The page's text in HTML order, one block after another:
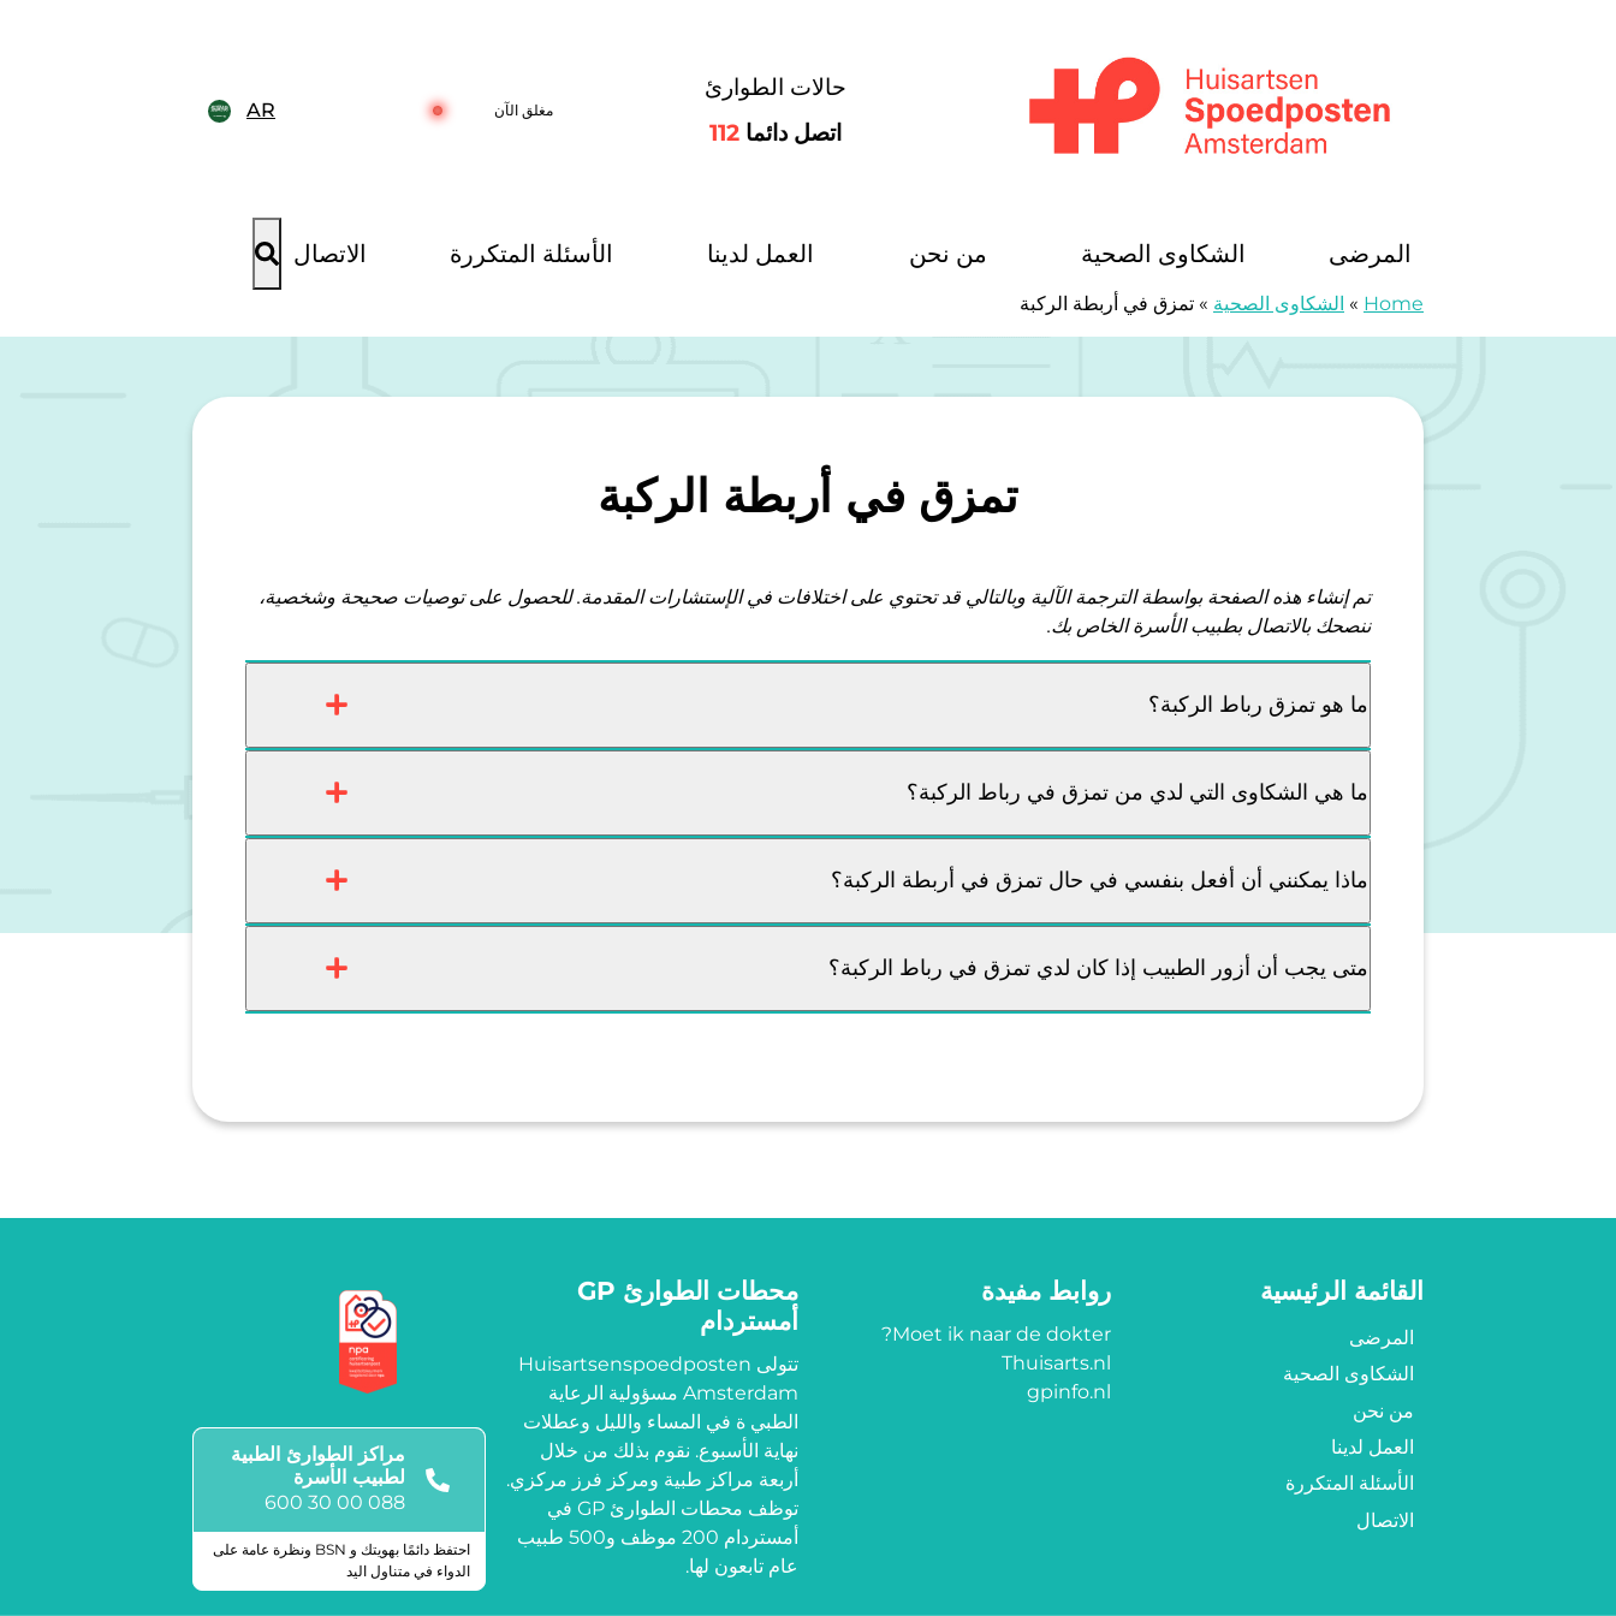
حالات الطوارئ
اتصل دائما 112
مغلق الآن AR
المرضى الشكاوى الصحية من نحن العمل لدينا الأسئلة المتكررة الاتصال
Home
» الشكاوى الصحية » تمزق في أربطة الركبة
تمزق في أربطة الركبة
تم إنشاء هذه الصفحة بواسطة الترجمة الآلية وبالتالي قد تحتوي على اختلافات في الإستشارات المقدمة. للحصول على توصيات صحيحة وشخصية،
ننصحك بالاتصال بطبيب الأسرة الخاص بك.
ما هو تمزق رباط الركبة؟
ما هي الشكاوى التي لدي من تمزق في رباط الركبة؟
ماذا يمكنني أن أفعل بنفسي في حال تمزق في أربطة الركبة؟
متى يجب أن أزور الطبيب إذا كان لدي تمزق في رباط الركبة؟
القائمة الرئيسية
المرضى
الشكاوى الصحية
من نحن
العمل لدينا
الأسئلة المتكررة
الاتصال
روابط مفيدة
Moet ik naar de dokter?
Thuisarts.nl
gpinfo.nl
محطات الطوارئ GP
أمستردام
تتولى Huisartsenspoedposten
Amsterdam مسؤولية الرعاية
الطبي ة في المساء والليل وعطلات
نهاية الأسبوع. نقوم بذلك من خلال
أربعة مراكز طبية ومركز فرز مركزي.
توظف محطات الطوارئ GP في
أمستردام 200 موظف و500 طبيب
عام تابعون لها.
مراكز الطوارئ الطبية
لطبيب الأسرة
088 00 30 600
احتفظ دائمًا بهويتك و BSN ونظرة عامة على
الدواء في متناول اليد